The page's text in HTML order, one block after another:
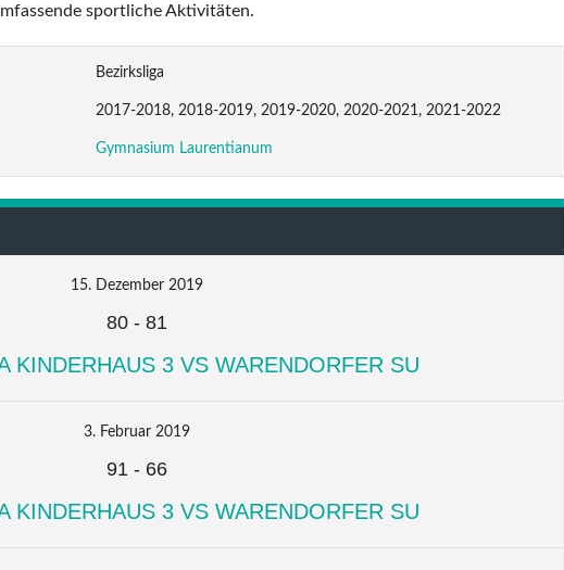
sportliche Aktivitäten.
Bezirksliga
2017-2018, 2018-2019, 2019-2020, 2020-2021, 2021-2022
Gymnasium Laurentianum
15. Dezember 2019
80- 81
KINDERHAUS 3 VS WARENDORFER SU
3. Februar 2019
91- 66
KINDERHAUS 3 VS WARENDORFER SU